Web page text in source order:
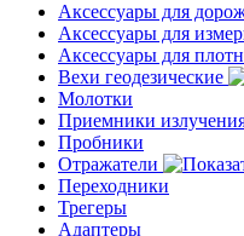
Аксессуары для
Аксессуары для
Аксессуары для
Вехи геодезические
Молотки
Приемники
Пробники
Отражатели
Переходники
Трегеры
Адаптеры